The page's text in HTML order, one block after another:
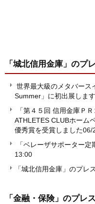
「城北信用金庫」 のプ
世界最大級のメタバース
Summer」に初出展します
「第４５回 信用金庫Ｐ
ATHLETES CLUBホーム
優秀賞を受賞しました06/
「ベレーザサポーター
13:00
「城北信用金庫」のプレ
「金融・保険」 のプレ